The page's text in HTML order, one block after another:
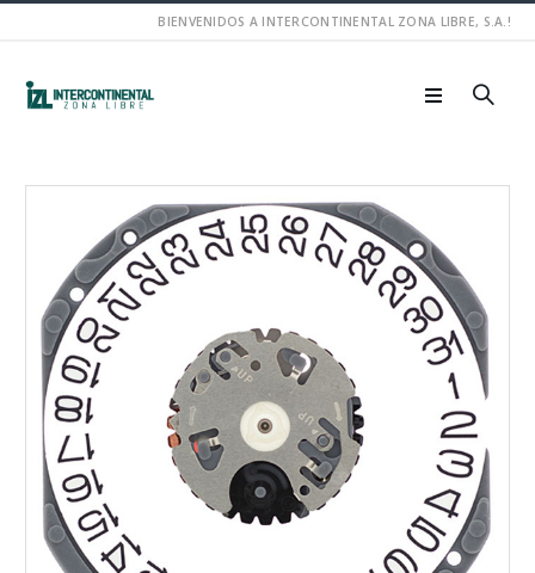
BIENVENIDOS A INTERCONTINENTAL ZONA LIBRE, S.A.!